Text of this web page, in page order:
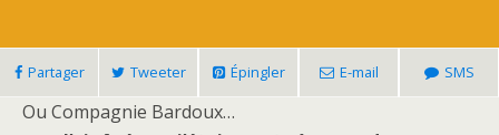
Partager Tweeter Épingler E-mail SMS
Ou Compagnie Bardoux…